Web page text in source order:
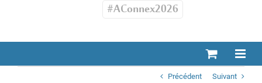
#AConnex2026
Précédent Suivant